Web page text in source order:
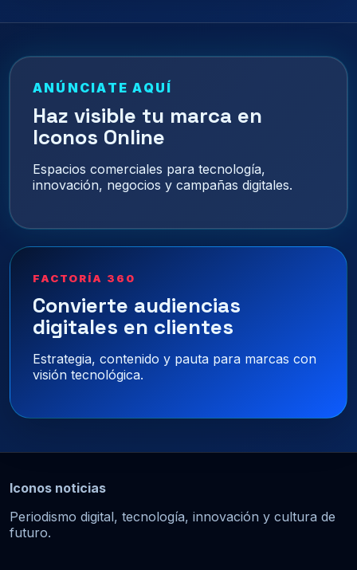
ANÚNCIATE AQUÍ
Haz visible tu marca en
Iconos Online
Espacios comerciales para tecnología,
innovación, negocios y campañas digitales.
FACTORÍA 360
Convierte audiencias
digitales en clientes
Estrategia, contenido y pauta para marcas con
visión tecnológica.
Iconos noticias
Periodismo digital, tecnología, innovación y cultura de
futuro.